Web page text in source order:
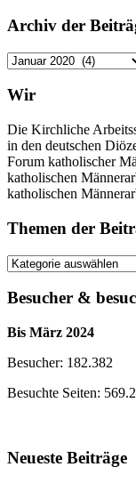
Archiv der
Archiv
Beiträge
Wir
Die Kirchliche
in den deutschen
Forum katholischer
katholischen
katholischen
Themen der
Themen
Beiträge
Besucher &
Bis März 2024
Besucher: 182.382
Besuchte Seiten:
Neueste Beiträge